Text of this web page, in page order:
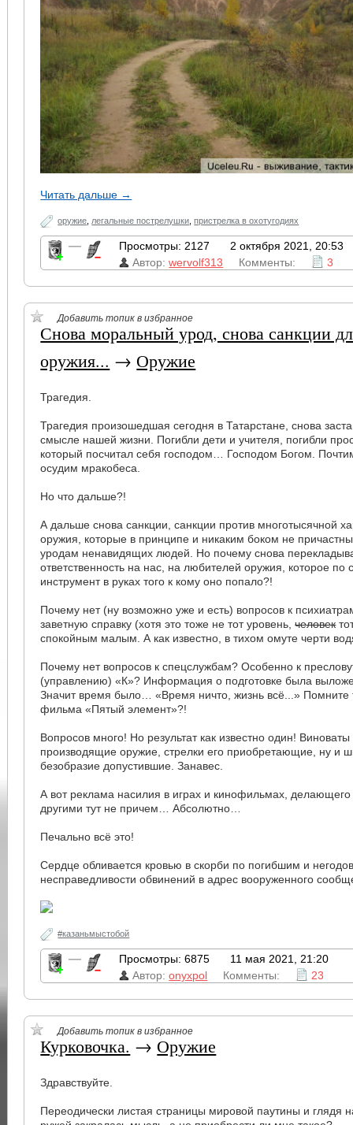
Читать дальше →
оружие легальные пострелушки ,пристрелка в охотугодиях
— Просмотры: 2127
2 октября 2021, 20:53
Автор:wervolf313 Комменты: 3
Добавить топик в избранное
Снова моральный урод, снова санкции
оружия... → Оружие
Трагедия.
Трагедия произошедшая сегодня в Татарстане, снова
смысле нашей жизни. Погибли дети и учителя, погибли
который посчитал себя господом… Господом Богом.
осудим мракобеса.
Но что дальше?!
А дальше снова санкции, санкции против многотысячной
оружия, которые в принципе и никаким боком не
уродам ненавидящих людей. Но почему снова
ответственность на нас, на любителей оружия, которое по
инструмент в руках того к кому оно попало?!
Почему нет (ну возможно уже и есть) вопросов к
заветную справку (хотя это тоже не тот уровень,человек
спокойным малым. А как известно, в тихом омуте черти
Почему нет вопросов к спецслужбам? Особенно к
(управлению) «К»? Информация о подготовке была
Значит время было… «Время ничто, жизнь всё...» Помните
фильма «Пятый элемент»?!
Вопросов много! Но результат как известно один!
производящие оружие, стрелки его приобретающие, ну и
безобразие допустившие. Занавес.
А вот реклама насилия в играх и кинофильмах,
другими тут не причем… Абсолютно…
Печально всё это!
Сердце обливается кровью в скорби по погибшим и
несправедливости обвинений в адрес вооруженного
#казаньмыстобой
— Просмотры: 6875
11 мая 2021, 21:20
Автор:onyxpol Комменты: 23
Добавить топик в избранное
Курковочка. → Оружие
Здравствуйте.
Переодически листая страницы мировой паутины и глядя